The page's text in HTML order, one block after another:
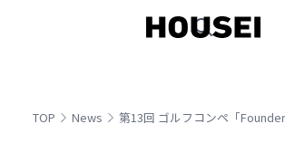
TOP News 第13回 ゴルフコンペ「